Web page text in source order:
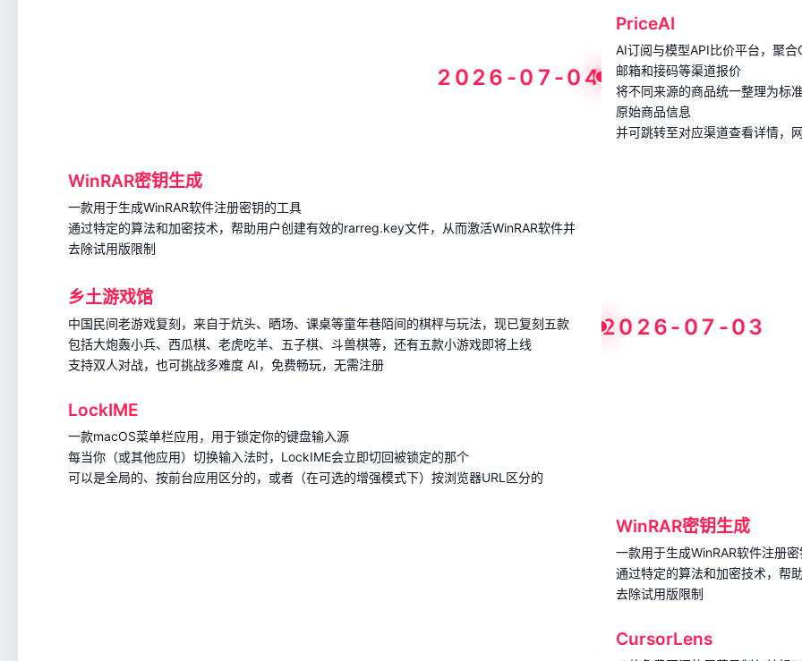
2026-07-04
PriceAI
AI订阅与模型API比价平台，聚
邮箱和接码等渠道报价
将不同来源的商品统一整理为标
原始商品信息
并可跳转至对应渠道查看详情，
2026-07-03
WinRAR密钥生成
一款用于生成WinRAR软件注册密钥的工具
通过特定的算法和加密技术，帮助用户创建有效的rarreg.key文件，从而激活WinRAR软件并
去除试用版限制
乡土游戏馆
中国民间老游戏复刻，来自于炕头、晒场、课桌等童年巷陌间的棋枰与玩法，现已复刻五款
包括大炮轰小兵、西瓜棋、老虎吃羊、五子棋、斗兽棋等，还有五款小游戏即将上线
支持双人对战，也可挑战多难度 AI，免费畅玩，无需注册
LockIME
一款macOS菜单栏应用，用于锁定你的键盘输入源
每当你（或其他应用）切换输入法时，LockIME会立即切回被锁定的那个
可以是全局的、按前台应用区分的，或者（在可选的增强模式下）按浏览器URL区分的
WinRAR密钥生成
一款用于生成WinRAR软件注册
通过特定的算法和加密技术，帮
去除试用版限制
CursorLens